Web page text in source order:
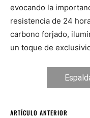
evocando la
resistencia de 24
carbono forjado,
un toque de
ARTÍCULO ANTERIOR